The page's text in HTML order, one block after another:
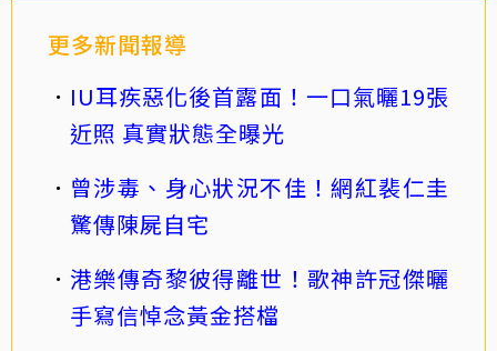
更多新聞報導
IU耳疾惡化後首露面！一口氣曬19張
近照 真實狀態全曝光
曾涉毒、身心狀況不佳！網紅裴仁圭
驚傳陳屍自宅
港樂傳奇黎彼得離世！歌神許冠傑曬
手寫信悼念黃金搭檔